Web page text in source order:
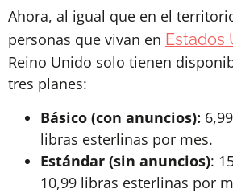
Ahora, al igual que en el
personas que vivan en Estados
Reino Unido solo tienen
tres planes:
Básico (con anuncios):
libras esterlinas por mes.
Estándar (sin anuncios):
10,99 libras esterlinas por